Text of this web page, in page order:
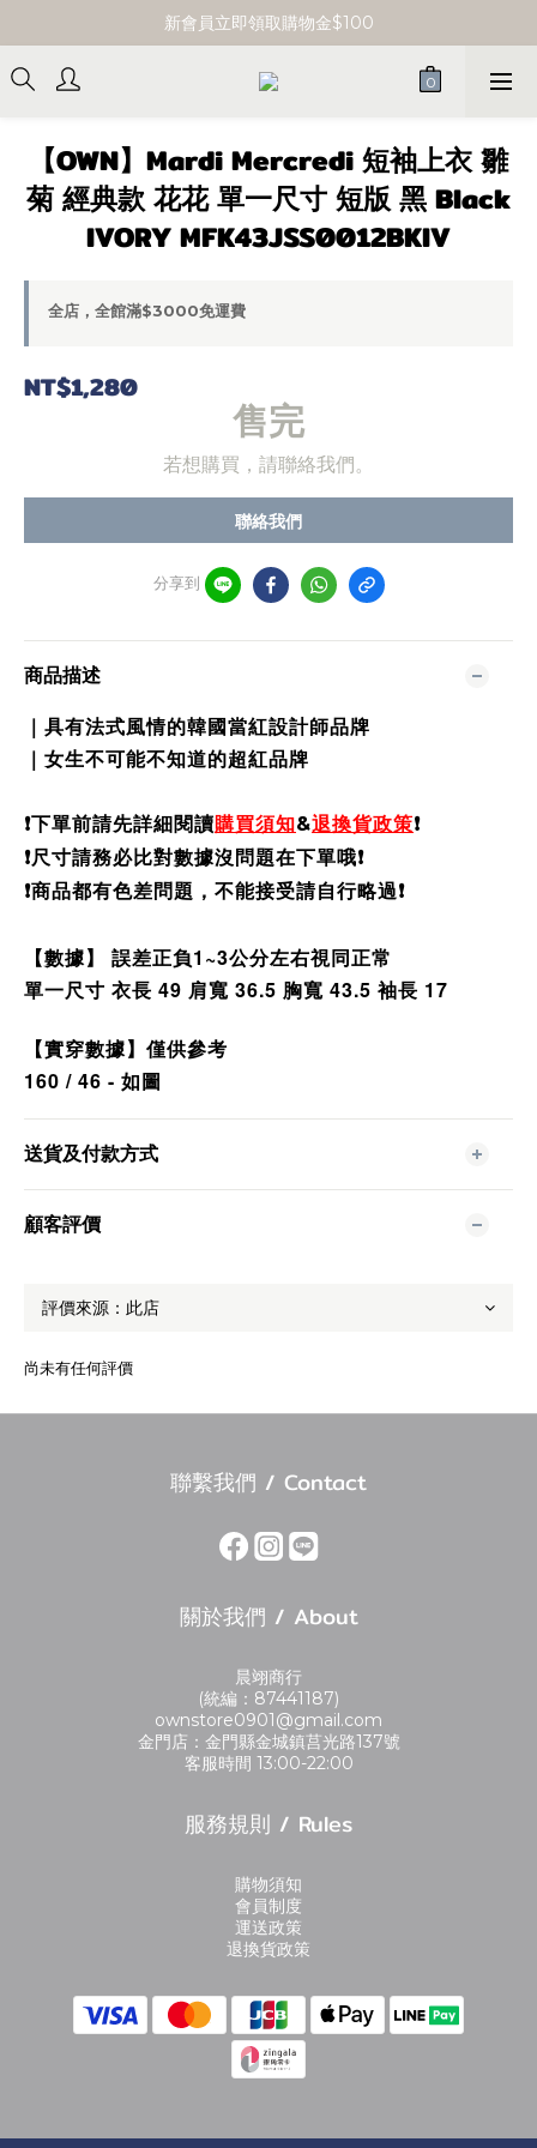
單筆消費滿 $3000 即享免運
新會員立即領取購物金$100
單筆消費滿 $3000 即享免運
【OWN】Mardi Mercredi 短袖上衣 雛
菊 經典款 花花 單一尺寸 短版 黑 Black
IVORY MFK43JSS0012BKIV
全店，全館滿$3000免運費
NT$1,280
售完
若想購買，請聯絡我們。
聯絡我們
分享到
商品描述
｜具有法式風情的韓國當紅設計師品牌
｜女生不可能不知道的超紅品牌
❗️下單前請先詳細閱讀購買須知&退換貨政策❗️
❗️尺寸請務必比對數據沒問題在下單哦❗️
❗️商品都有色差問題，不能接受請自行略過❗️
【數據】 誤差正負1~3公分左右視同正常
單一尺寸 衣長 49 肩寬 36.5 胸寬 43.5 袖長 17
【實穿數據】僅供參考
160 / 46 - 如圖
送貨及付款方式
顧客評價
尚未有任何評價
聯繫我們 / Contact
關於我們 / About
晨翊商行
(統編：87441187)
ownstore0901@gmail.com
金門店：金門縣金城鎮莒光路137號
客服時間 13:00-22:00
服務規則 / Rules
購物須知
會員制度
運送政策
退換貨政策